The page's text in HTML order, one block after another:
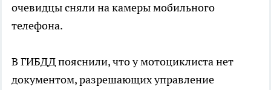
очевидцы сняли на камеры мобильного
телефона.
В ГИБДД пояснили, что у мотоциклиста нет
документом, разрешающих управление